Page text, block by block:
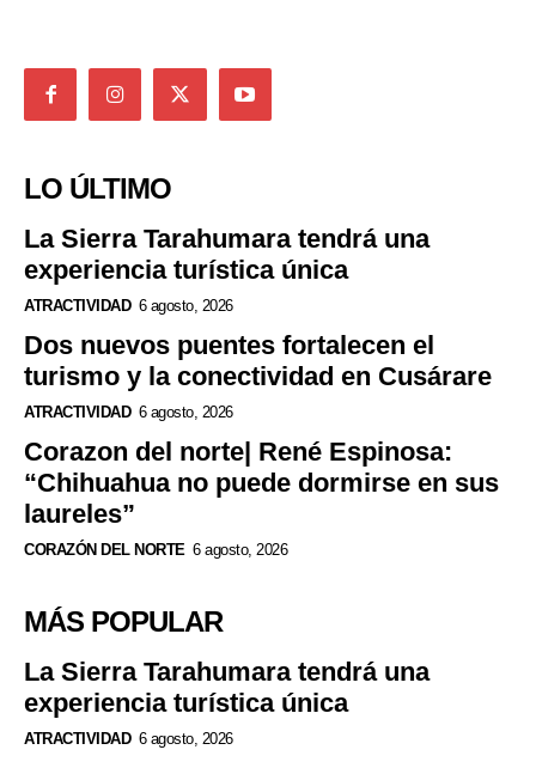
LO ÚLTIMO
La Sierra Tarahumara tendrá una
experiencia turística única
ATRACTIVIDAD 6 agosto, 2026
Dos nuevos puentes fortalecen el
turismo y la conectividad en Cusárare
ATRACTIVIDAD 6 agosto, 2026
Corazon del norte| René Espinosa:
“Chihuahua no puede dormirse en sus
laureles”
CORAZÓN DEL NORTE 6 agosto, 2026
MÁS POPULAR
La Sierra Tarahumara tendrá una
experiencia turística única
ATRACTIVIDAD 6 agosto, 2026